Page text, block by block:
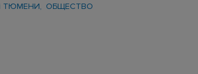
ТЮМЕНИ
ОБЩЕСТВО